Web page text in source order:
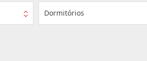
Dormitórios